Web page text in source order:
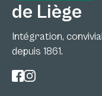
de Liège
Intégration,
depuis 1861.